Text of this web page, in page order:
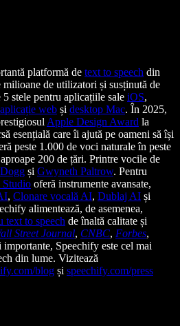
platformă de text to speech din
de utilizatori și susținută de
stele pentru aplicațiile sale iOS,
aplicație web și desktop Mac. În 2025,
Apple Design Award la
esențială care îi ajută pe oameni să își
peste 1.000 de voci naturale în peste
200 de țări. Printre vocile de
și Gwyneth Paltrow. Pentru
Studio oferă instrumente avansate,
, Clonare vocală AI, Dublaj AI și
alimentează, de asemenea,
text to speech de înaltă calitate și
Street Journal, CNBC, Forbes,
Speechify este cel mai
din lume. Vizitează
blog și speechify.com/press